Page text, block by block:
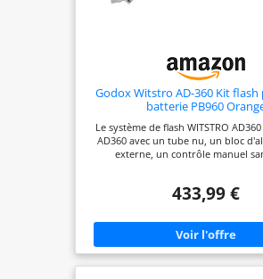
Godox Witstro AD-360 Kit
batterie PB960
Le système de flash WITSTRO
AD360 avec un tube nu, un bloc
externe, un contrôle manuel
fois plus puissant que les flash
studio pour les prises de vue en
direct. Le puissant et portable
exigences des photographes
indépendants, des
433,99 €